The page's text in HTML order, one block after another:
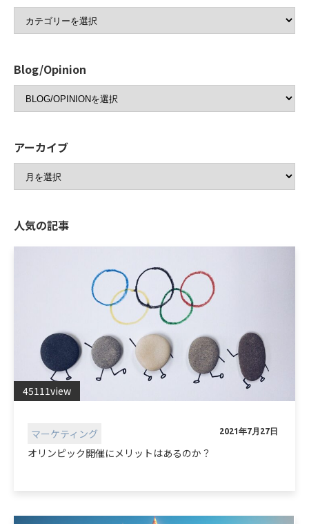
Blog/Opinion
アーカイブ
人気の記事
45111view
マーケティング 2021年7月27日
オリンピック開催にメリットはあるのか？